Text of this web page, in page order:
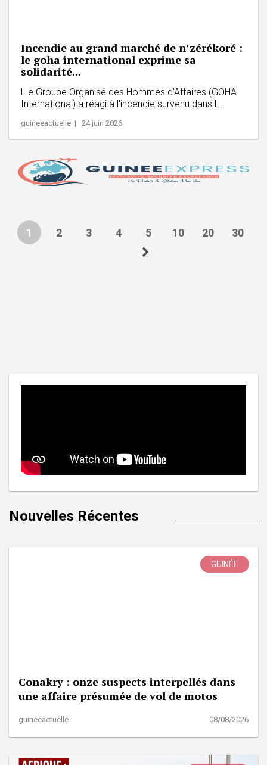
Incendie au grand marché de n’zérékoré :
le goha international exprime sa
solidarité...
L e Groupe Organisé des Hommes d'Affaires (GOHA
International) a réagi à l'incendie survenu dans l...
guineeactuelle | 24 juin 2026
1 2 3 4 5 10 20 30
Nouvelles Récentes
GUINÉE
Conakry : onze suspects interpellés dans
une affaire présumée de vol de motos
guineeactuelle 08/08/2026